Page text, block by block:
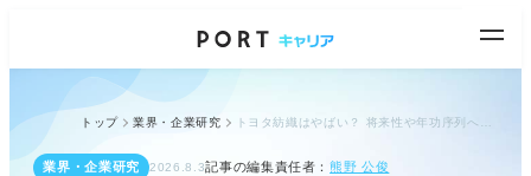
トップ 業界・企業研究
業界・企業研究 2026.8.3記事の編集責任者：熊野 公俊